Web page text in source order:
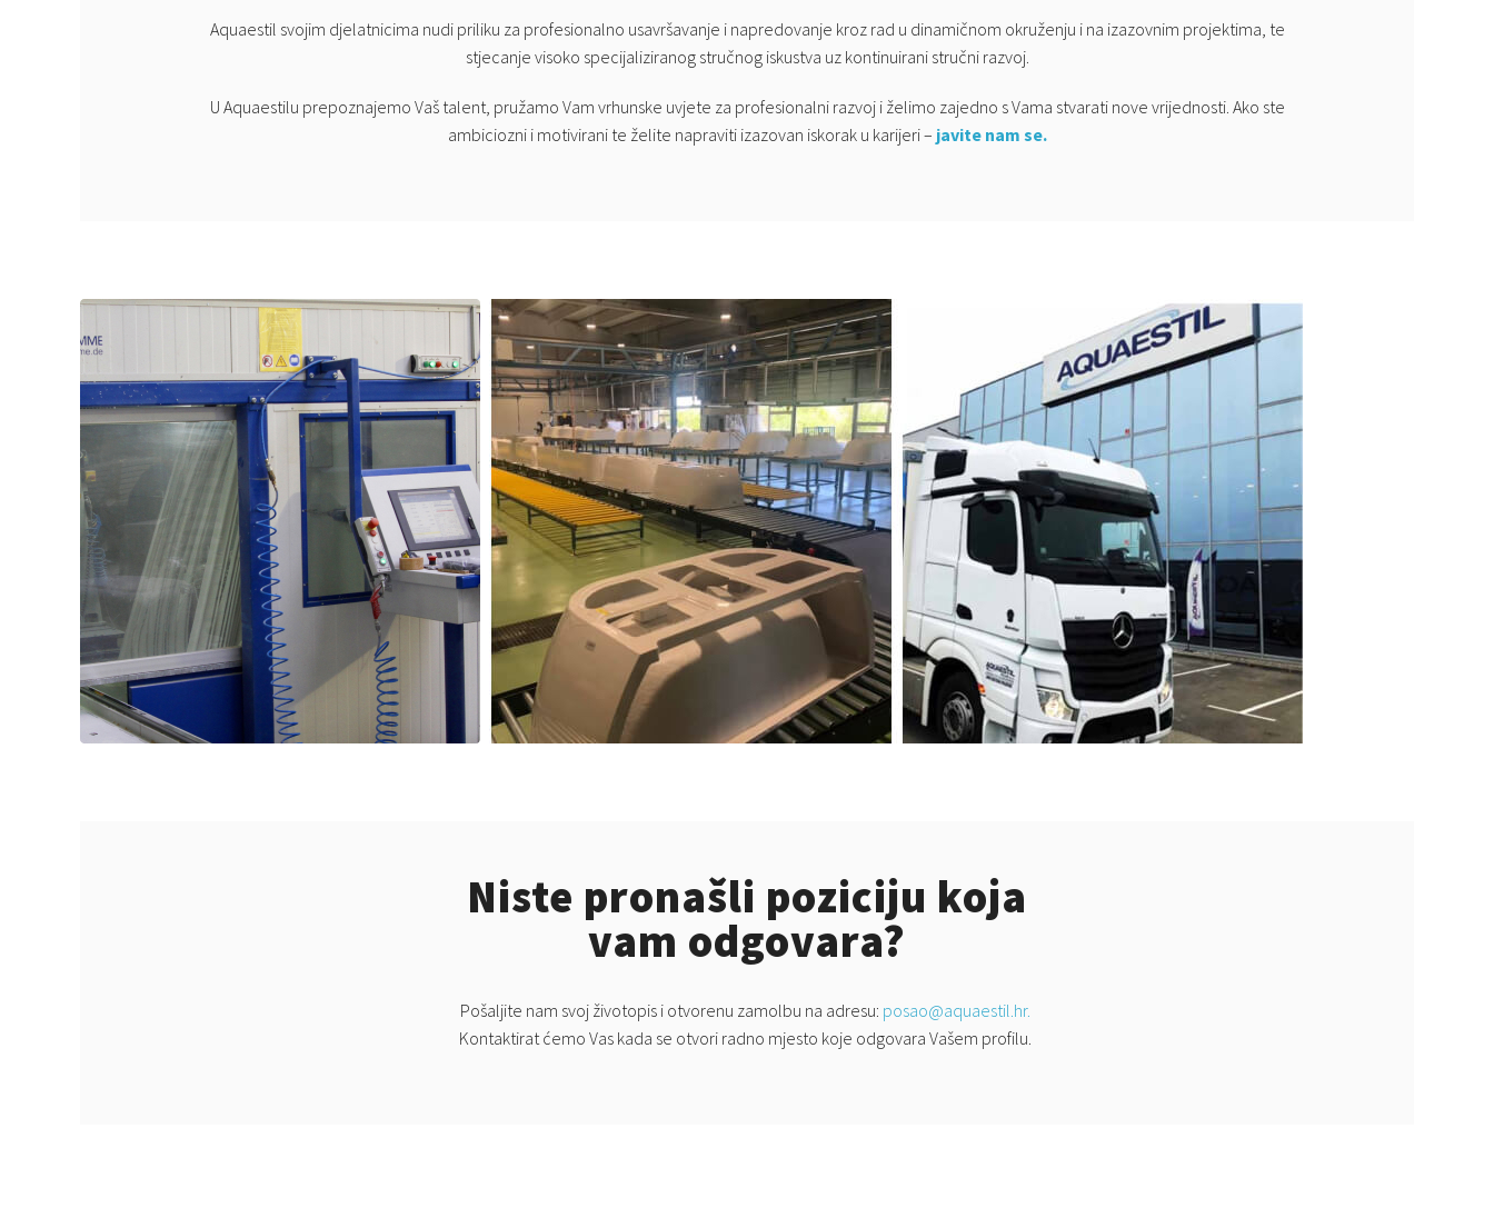
Aquaestil svojim djelatnicima nudi priliku za profesionalno usavršavanje i napredovanje kroz rad u dinamičnom okruženju i na izazovnim projektima, te
stjecanje visoko specijaliziranog stručnog iskustva uz kontinuirani stručni razvoj.
U Aquaestilu prepoznajemo Vaš talent, pružamo Vam vrhunske uvjete za profesionalni razvoj i želimo zajedno s Vama stvarati nove vrijednosti. Ako ste
ambiciozni i motivirani te želite napraviti izazovan iskorak u karijeri – javite nam se.
Niste pronašli poziciju koja
vam odgovara?
Pošaljite nam svoj životopis i otvorenu zamolbu na adresu: posao@aquaestil.hr.
Kontaktirat ćemo Vas kada se otvori radno mjesto koje odgovara Vašem profilu.